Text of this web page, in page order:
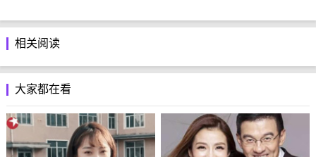
相关阅读
大家都在看